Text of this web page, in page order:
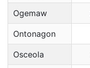
Ogemaw
Ontonagon
Osceola